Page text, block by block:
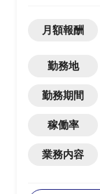
月額報酬
勤務地
勤務期間
稼働率
業務内容